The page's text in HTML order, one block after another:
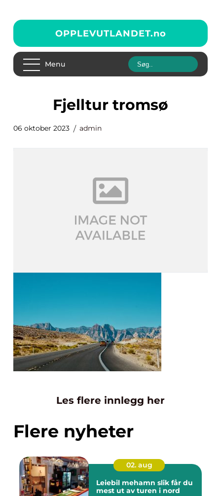
OPPLEVUTLANDET.no
Menu
fjelltur tromsø
06 oktober 2023 admin
Les flere innlegg her
Flere nyheter
02. aug
Leiebil mehamn slik får du
mest ut av turen i nord